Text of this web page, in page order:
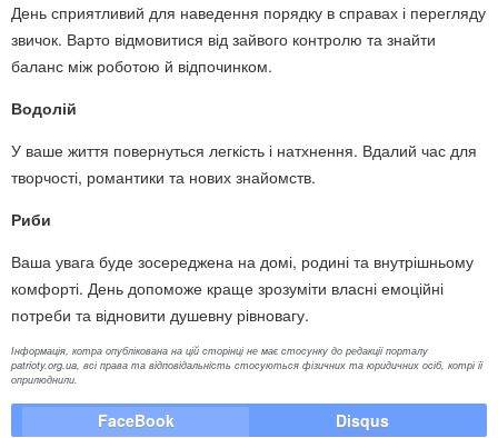
День сприятливий для наведення порядку в справах і перегляду
звичок. Варто відмовитися від зайвого контролю та знайти
баланс між роботою й відпочинком.
Водолій
У ваше життя повернуться легкість і натхнення. Вдалий час для
творчості, романтики та нових знайомств.
Риби
Ваша увага буде зосереджена на домі, родині та внутрішньому
комфорті. День допоможе краще зрозуміти власні емоційні
потреби та відновити душевну рівновагу.
Інформація, котра опублікована на цій сторінці не має стосунку до редакції порталу
patrioty.org.ua, всі права та відповідальність стосуються фізичних та юридичних осіб, котрі її
оприлюднили.
FaceBook Disqus